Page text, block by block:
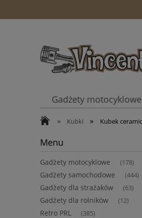
Gadżety motocyklowe
Kubki
» Kubki » Kubek
Menu
Gadżety motocyklowe (178)
Gadżety samochodowe (444)
Gadżety dla strażaków (63)
Gadżety dla rolników (12)
Retro PRL (385)